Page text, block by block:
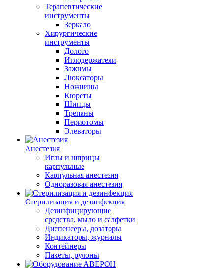
Терапевтические
инструменты
Зеркало
Хирургические
инструменты
Долото
Иглодержатели
Зажимы
Люксаторы
Ножницы
Кюреты
Шипцы
Трепаны
Периотомы
Элеваторы
Анестезия
Иглы и шприцы
карпульные
Карпульная анестезия
Одноразовая анестезия
Стерилизация и дезинфекция
Дезинфицирующие
средства, мыло и салфетки
Диспенсеры, дозаторы
Индикаторы, журналы
Контейнеры
Пакеты, рулоны